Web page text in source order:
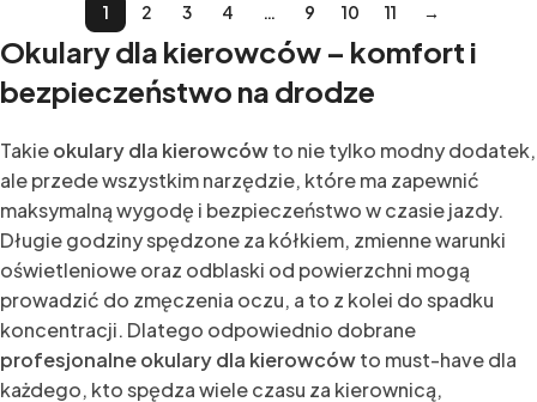
1 2 3 4 … 9 10 11 →
Okulary dla kierowców – komfort i
bezpieczeństwo na drodze
Takieokulary dla kierowcówto nie tylko modny dodatek,
ale przede wszystkim narzędzie, które ma zapewnić
maksymalną wygodę i bezpieczeństwo w czasie jazdy.
Długie godziny spędzone za kółkiem, zmienne warunki
oświetleniowe oraz odblaski od powierzchni mogą
prowadzić do zmęczenia oczu, a to z kolei do spadku
koncentracji. Dlatego odpowiednio dobrane
profesjonalne okulary dla kierowcówto must-have dla
każdego, kto spędza wiele czasu za kierownicą,